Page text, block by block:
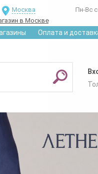
Москва
в Москве
Пн-Вс
Оплата и